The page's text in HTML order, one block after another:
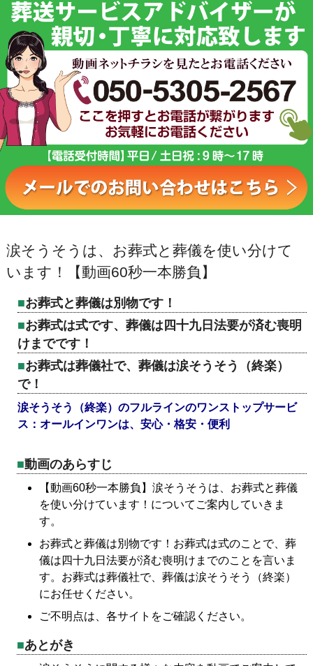
涙そうそうは、お葬式と葬儀を使い分けて
います！【動画60秒一本勝負】
お葬式と葬儀は別物です！
お葬式は式です、葬儀は四十九日法要が済む喪明
けまでです！
お葬式は葬儀社で、葬儀は涙そうそう（終楽）
で！
涙そうそう（終楽）のフルラインのワンストップサービ
ス：オールインワンは、安心・格安・便利
動画のあらすじ
【動画60秒一本勝負】涙そうそうは、お葬式と葬儀
を使い分けています！についてご案内していきま
す。
お葬式と葬儀は別物です！お葬式は式のことで、葬
儀は四十九日法要が済む喪明けまでのことを言いま
す。お葬式は葬儀社で、葬儀は涙そうそう（終楽）
にお任せください。
ご不明点は、各サイトをご確認ください。
あとがき